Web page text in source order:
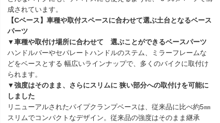
成されています。
【Cベース】車種や取付スペースに合わせて選ぶ土台となるベース
パーツ
▼車種や取付け場所に合わせて 選ぶことができるベースパーツ
ハンドルバーやセパレートハンドルのステム、ミラーフレームな
どをベースとする 幅広いラインナップで、多くのバイクに取付け
られます。
▼強度はそのまま、さらにスリムに 狭い部分への取付けを可能に
しました
リニューアルされたパイプクランプベースは、従来品に比べ約5㎜
スリムでコンパクトなデザイン。従来品の強度はそのまま継承